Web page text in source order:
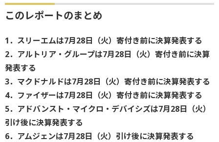
このレポートのまとめ
1．スリーエムは7月28日（火）寄付き前に決算発表する
2．アルトリア・グループは7月28日（火）寄付き前に決算
発表する
3．マクドナルドは7月28日（火）寄付き前に決算発表する
4．ファイザーは7月28日（火）寄付き前に決算発表する
5．アドバンスト・マイクロ・デバイシズは7月28日（火）
引け後に決算発表する
6．アムジェンは7月28日（火）引け後に決算発表する